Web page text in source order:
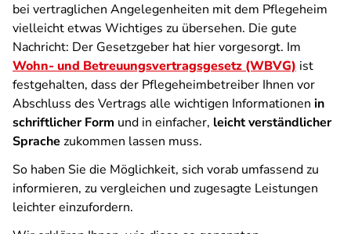
bei vertraglichen Angelegenheiten mit dem Pflegeheim
vielleicht etwas Wichtiges zu übersehen. Die gute
Nachricht: Der Gesetzgeber hat hier vorgesorgt. Im
Wohn- und Betreuungsvertragsgesetz (WBVG) ist
festgehalten, dass der Pflegeheimbetreiber Ihnen vor
Abschluss des Vertrags alle wichtigen Informationen in
schriftlicher Form und in einfacher, leicht verständlicher
Sprache zukommen lassen muss.
So haben Sie die Möglichkeit, sich vorab umfassend zu
informieren, zu vergleichen und zugesagte Leistungen
leichter einzufordern.